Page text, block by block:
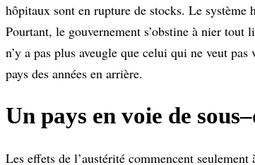
hôpitaux sont en rupture de stocks. Le système
Pourtant, le gouvernement s’obstine à nier tout
n’y a pas plus aveugle que celui qui ne veut
pays des années en arrière.
Un pays en voie de
Les effets de l’austérité commencent